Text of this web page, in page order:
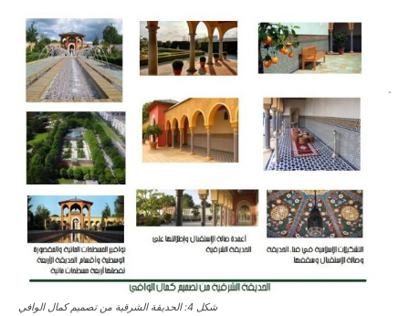
شكل 4: الحديقة الشرقية من تصميم كمال الوافي